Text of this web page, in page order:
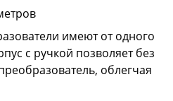
имеют от одного
с ручкой позволяет без
облегчая